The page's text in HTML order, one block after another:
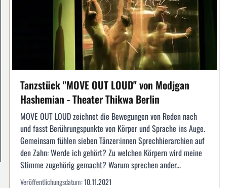
Tanzstück "MOVE OUT LOUD" von Modjgan
Hashemian - Theater Thikwa Berlin
MOVE OUT LOUD zeichnet die Bewegungen von Reden nach
und fasst Berührungspunkte von Körper und Sprache ins Auge.
Gemeinsam fühlen sieben Tänzer:innen Sprechhierarchien auf
den Zahn: Werde ich gehört? Zu welchen Körpern wird meine
Stimme zugehörig gemacht? Warum sprechen ander...
Veröffentlichungsdatum:10.11.2021